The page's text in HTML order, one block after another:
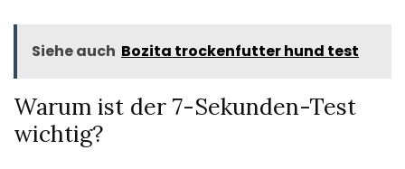
Siehe auch Bozita trockenfutter hund test
Warum ist der 7-Sekunden-Test
wichtig?